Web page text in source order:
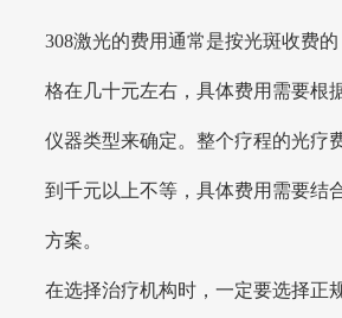
308激光的费用通常是按光斑收费
格在几十元左右，具体费用需要根
仪器类型来确定。整个疗程的光疗
到千元以上不等，具体费用需要结
方案。
在选择治疗机构时，一定要选择正